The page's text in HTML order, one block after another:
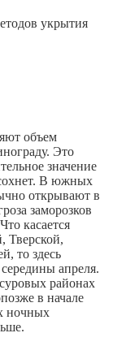
укрытия
объем
Это
значение
В южных
открывают в
заморозков
касается
Тверской,
то здесь
апреля.
районах
в начале
ночных